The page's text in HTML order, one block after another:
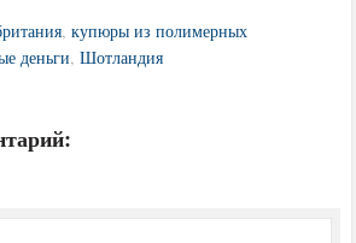
,купюры из полимерных
деньги,Шотландия